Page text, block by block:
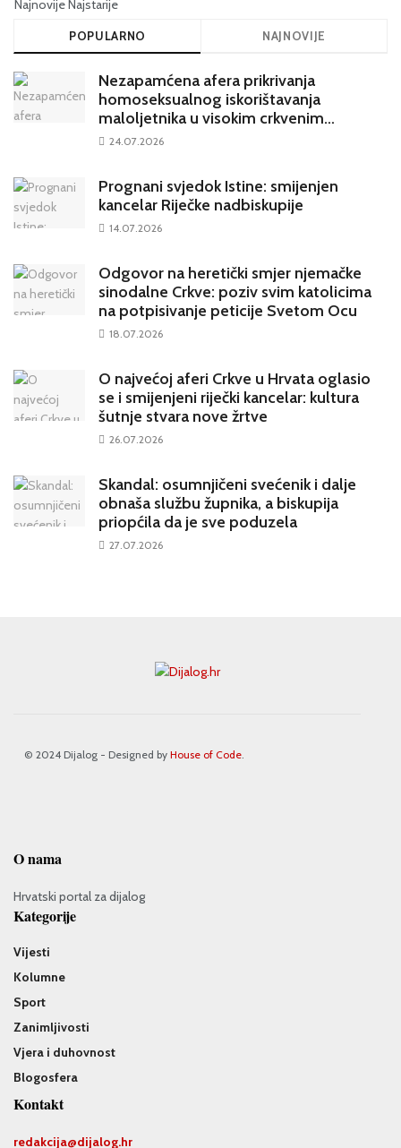
NajnovijeNajstarije
POPULARNO NAJNOVIJE
Nezapamćena afera prikrivanja
homoseksualnog iskorištavanja
maloljetnika u visokim crkvenim
krugovima potresa Hrvatsku
24.07.2026
Prognani svjedok Istine: smijenjen
kancelar Riječke nadbiskupije
14.07.2026
Odgovor na heretički smjer njemačke
sinodalne Crkve: poziv svim katolicima
na potpisivanje peticije Svetom Ocu
18.07.2026
O najvećoj aferi Crkve u Hrvata oglasio
se i smijenjeni riječki kancelar: kultura
šutnje stvara nove žrtve
26.07.2026
Skandal: osumnjičeni svećenik i dalje
obnaša službu župnika, a biskupija
priopćila da je sve poduzela
27.07.2026
© 2024 Dijalog - Designed by House of Code
O nama
Hrvatski portal za dijalog
Kategorije
Vijesti
Kolumne
Sport
Zanimljivosti
Vjera i duhovnost
Blogosfera
Kontakt
redakcija@dijalog.hr